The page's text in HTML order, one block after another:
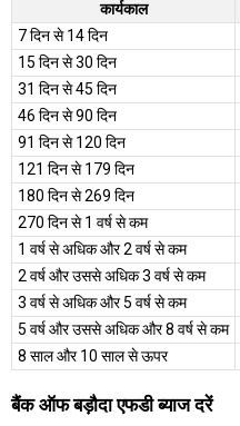
कार्यकाल
7 दिन से 14 दिन
15 दिन से 30 दिन
31 दिन से 45 दिन
46 दिन से 90 दिन
91 दिन से 120 दिन
121 दिन से 179 दिन
180 दिन से 269 दिन
270 दिन से 1 वर्ष से कम
1 वर्ष से अधिक और 2 वर्ष से कम
2 वर्ष और उससे अधिक 3 वर्ष से कम
3 वर्ष से अधिक और 5 वर्ष से कम
5 वर्ष और उससे अधिक और 8 वर्ष से कम
8 साल और 10 साल से ऊपर
बैंक ऑफ बड़ौदा एफडी ब्याज दरें